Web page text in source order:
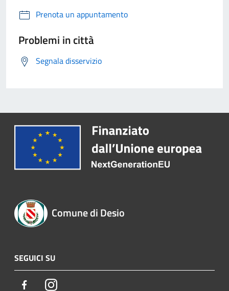
Prenota un appuntamento
Problemi in città
Segnala disservizio
Comune di Desio
SEGUICI SU
FacebookInstagram